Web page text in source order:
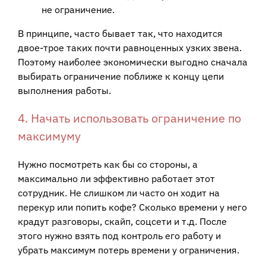
не ограничение.
В принципе, часто бывает так, что находится
двое-трое таких почти равноценных узких звена.
Поэтому наиболее экономически выгодно сначала
выбирать ограничение поближе к концу цепи
выполнения работы.
4. Начать использовать ограничение по
максимуму
Нужно посмотреть как бы со стороны, а
максимально ли эффективно работает этот
сотрудник. Не слишком ли часто он ходит на
перекур или попить кофе? Сколько времени у него
крадут разговоры, скайп, соцсети и т.д. После
этого нужно взять под контроль его работу и
убрать максимум потерь времени у ограничения.